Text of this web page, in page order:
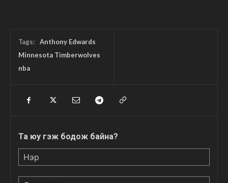
Tags:
Anthony Edwards
Minnesota Timberwolves
nba
Та юу гэж бодож байна?